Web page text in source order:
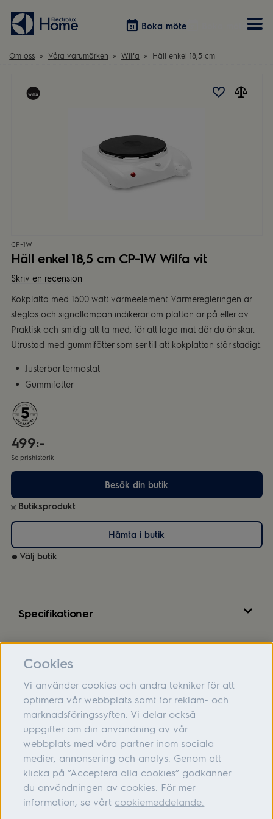
Boka möte
Våra kök
Inspiration
Förvaring
Välja garderobslösning
Vitvaror
Tvätt & Tork
Om oss Våra varumärken Wilfa Häll enkel 18,5 cm
CP-1W
Häll enkel 18,5 cm CP-1W Wilfa vit
Skriv en recension
Kokplatta med 1500 watt värmeelement. Värmeregleringen är
steglös och signallampan indikerar om plattan är på eller av.
Praktisk och smidig att ta med, för att laga mat där du önskar.
Utrustad med gummifötter som ser till att kokplattan står stadigt.
Justerbar termostat
Gummifötter
499:-
Se prishistorik
Besök din butik
Butiksprodukt
Hämta i butik
Välj butik
Specifikationer
Om oss
Hjälp
Följ oss
Cookies
Vi använder cookies och andra tekniker för att
optimera vår webbplats samt för reklam- och
marknadsföringssyften. Vi delar också
uppgifter om din användning av vår
webbplats med våra partner inom sociala
medier, annonsering och analys. Genom att
klicka på ”Acceptera alla cookies” godkänner
du användningen av cookies. För mer
information, se vårt cookiemeddelande.